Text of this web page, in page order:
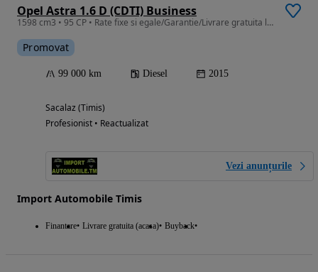
Opel Astra 1.6 D (CDTI) Business
1598 cm3 • 95 CP • Rate fixe si egale/Garantie/Livrare gratuita la domiciliu
Promovat
99 000 km Diesel 2015
Sacalaz (Timis)
Profesionist • Reactualizat
Vezi anunțurile
Import Automobile Timis
Finantare Livrare gratuita (acasa) Buyback